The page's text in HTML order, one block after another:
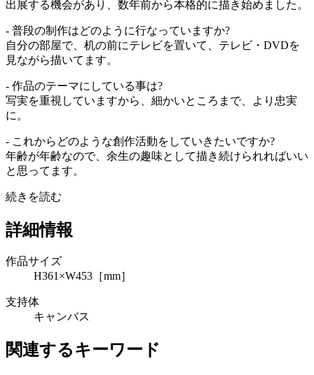
出展する機会があり、数年前から本格的に描き始めました。
- 普段の制作はどのように行なっていますか?
自分の部屋で、机の前にテレビを置いて、テレビ・DVDを
見ながら描いてます。
- 作品のテーマにしている事は?
写実を重視していますから、細かいところまで、より忠実
に。
- これからどのような創作活動をしていきたいですか?
年齢が年齢なので、余生の趣味として描き続けられればいい
と思ってます。
続きを読む
詳細情報
作品サイズ
H361×W453［mm］
支持体
キャンバス
関連するキーワード